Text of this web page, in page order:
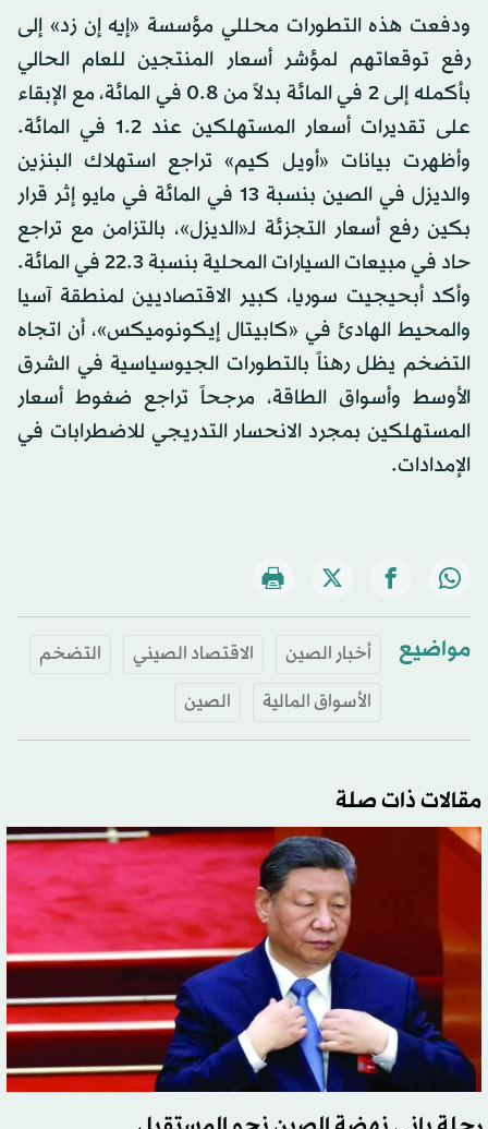
ودفعت هذه التطورات محللي مؤسسة «إيه إن زد» إلى
رفع توقعاتهم لمؤشر أسعار المنتجين للعام الحالي
بأكمله إلى 2 في المائة بدلاً من 0.8 في المائة، مع الإبقاء
على تقديرات أسعار المستهلكين عند 1.2 في المائة.
وأظهرت بيانات «أويل كيم» تراجع استهلاك البنزين
والديزل في الصين بنسبة 13 في المائة في مايو إثر قرار
بكين رفع أسعار التجزئة لـ«الديزل»، بالتزامن مع تراجع
حاد في مبيعات السيارات المحلية بنسبة 22.3 في المائة.
وأكد أبحيجيت سوريا، كبير الاقتصاديين لمنطقة آسيا
والمحيط الهادئ في «كابيتال إيكونوميكس»، أن اتجاه
التضخم يظل رهناً بالتطورات الجيوسياسية في الشرق
الأوسط وأسواق الطاقة، مرجحاً تراجع ضغوط أسعار
المستهلكين بمجرد الانحسار التدريجي للاضطرابات في
الإمدادات.
مواضيع أخبار الصين الاقتصاد الصيني
التضخم
الأسواق المالية
الصين
مقالات ذات صلة